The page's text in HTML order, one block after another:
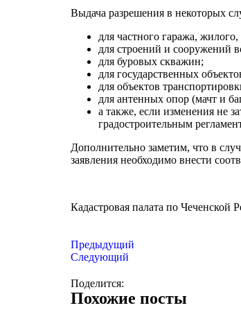
Выдача разрешения в некоторых
для частного гаража,
для строений и сооружений
для буровых скважин;
для государственных
для объектов
для антенных опор (мачт и
а также, если изменения не
градостроительным
Дополнительно заметим, что в
заявления необходимо внести
Кадастровая палата по Чеченской
Предыдущий
Следующий
Поделится:
Похожие посты